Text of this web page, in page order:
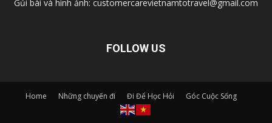
Gủi bài và hình ảnh: customercarevietnamtotravel@gmail.com
FOLLOW US
Home Những chuyến đi Đi Để Học Hỏi Góc Cuộc Sống